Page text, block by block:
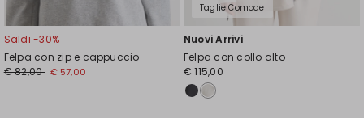
Saldi -30%
Felpa con zip e cappuccio
€ 82,00 € 57,00
Taglie Comode
Nuovi Arrivi
Felpa con collo alto
€ 115,00